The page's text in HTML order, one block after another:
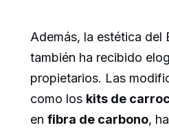
Además, la estética del
también ha recibido
propietarios. Las
como los kits de
en fibra de carbono,